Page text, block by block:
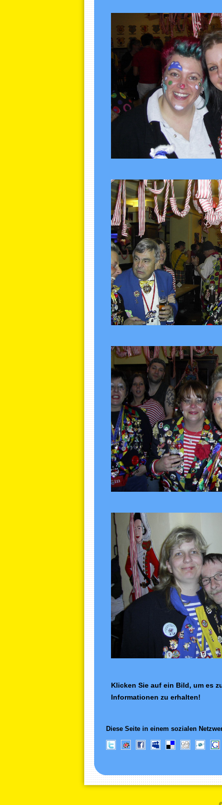
Klicken Sie auf ein Bild, um es
Informationen zu erhalten!
Diese Seite in einem sozialen